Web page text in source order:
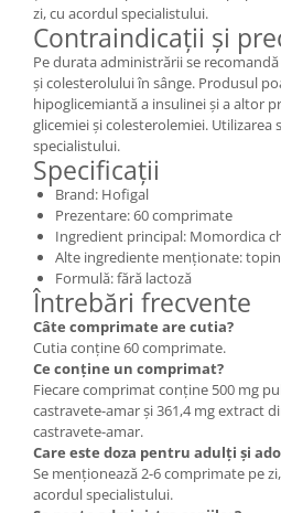
zi, cu acordul specialistului.
Contraindicații și
Pe durata administrării se
și colesterolului în sânge. Produsul
hipoglicemiantă a insulinei și a altor
glicemiei și colesterolemiei. Utilizarea
specialistului.
Specificații
Brand: Hofigal
Prezentare: 60 comprimate
Ingredient principal: Momordica
Alte ingrediente menționate:
Formulă: fără lactoză
Întrebări frecvente
Câte comprimate are cutia?
Cutia conține 60 comprimate.
Ce conține un comprimat?
Fiecare comprimat conține 500 mg
castravete-amar și 361,4 mg extract
castravete-amar.
Care este doza pentru adulți și
Se menționează 2-6 comprimate pe
acordul specialistului.